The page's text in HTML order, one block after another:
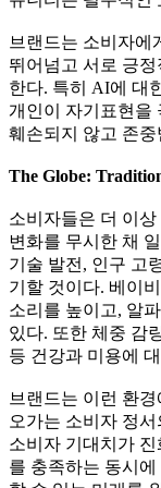
브랜드는 소비자에
뛰어넘고 서로 긍
한다. 특히 AI에 대
개인이 자기표현을
훼손되지 않고 존
The Globe:
소비자들은 더 이
변화를 무시한 채
기술 발전, 인구 고
기할 것이다. 베이
소리를 높이고, 알
있다. 또한 체중 감
등 건강과 미용에
브랜드는 이런 환
오가는 소비자 정
소비자 기대치가
를 충족하는 동시